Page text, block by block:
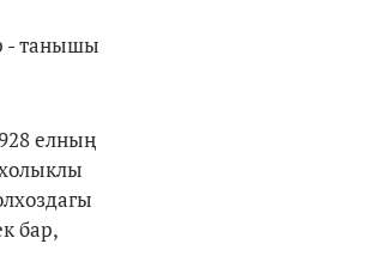
- танышы
елның
бар,